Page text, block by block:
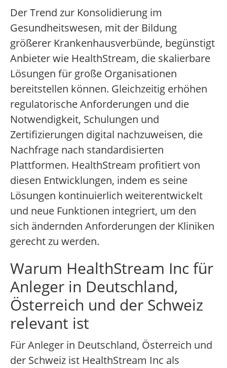
Der Trend zur Konsolidierung im
Gesundheitswesen, mit der Bildung
größerer Krankenhausverbünde, begünstigt
Anbieter wie HealthStream, die skalierbare
Lösungen für große Organisationen
bereitstellen können. Gleichzeitig erhöhen
regulatorische Anforderungen und die
Notwendigkeit, Schulungen und
Zertifizierungen digital nachzuweisen, die
Nachfrage nach standardisierten
Plattformen. HealthStream profitiert von
diesen Entwicklungen, indem es seine
Lösungen kontinuierlich weiterentwickelt
und neue Funktionen integriert, um den
sich ändernden Anforderungen der Kliniken
gerecht zu werden.
Warum HealthStream Inc für
Anleger in Deutschland,
Österreich und der Schweiz
relevant ist
Für Anleger in Deutschland, Österreich und
der Schweiz ist HealthStream Inc als